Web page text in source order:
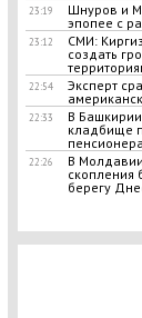
23:19
Шнуров и
эпопее с
23:12
СМИ:
создать
22:54
Эксперт
22:33
В
кладбище
22:26
В
скопления
берегу